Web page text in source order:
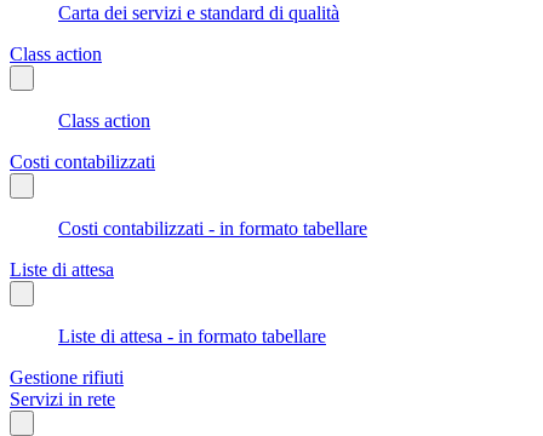
Carta dei servizi e standard di qualità
Class action
Class action
Costi contabilizzati
Costi contabilizzati - in formato tabellare
Liste di attesa
Liste di attesa - in formato tabellare
Gestione rifiuti
Servizi in rete